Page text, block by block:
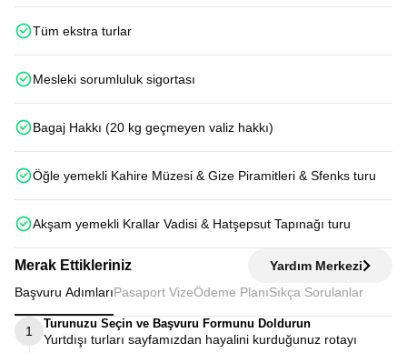
Tüm ekstra turlar
Mesleki sorumluluk sigortası
Bagaj Hakkı (20 kg geçmeyen valiz hakkı)
Öğle yemekli Kahire Müzesi & Gize Piramitleri & Sfenks turu
Akşam yemekli Krallar Vadisi & Hatşepsut Tapınağı turu
Merak Ettikleriniz
Yardım Merkezi
Başvuru AdımlarıPasaport VizeÖdeme Planı Sıkça Sorulanlar
1
Turunuzu Seçin ve Başvuru Formunu Doldurun
Yurtdışı turları sayfamızdan hayalini kurduğunuz rotayı